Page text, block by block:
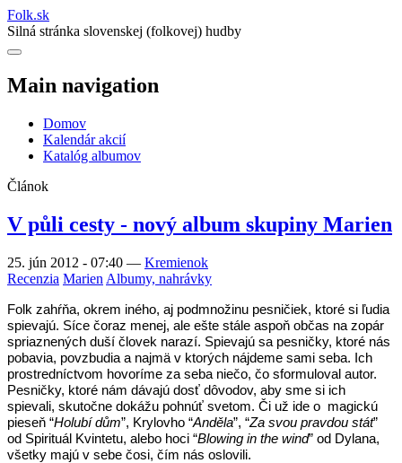
Folk.sk
Silná stránka slovenskej (folkovej) hudby
Main navigation
Domov
Kalendár akcií
Katalóg albumov
Článok
V půli cesty - nový album skupiny Marien
25. jún 2012 - 07:40 — Kremienok
Recenzia Marien Albumy, nahrávky
Folk zahŕňa, okrem iného, aj podmnožinu pesničiek, ktoré si ľudia
spievajú. Síce čoraz menej, ale ešte stále aspoň občas na zopár
spriaznených duší človek narazí. Spievajú sa pesničky, ktoré nás
pobavia, povzbudia a najmä v ktorých nájdeme sami seba. Ich
prostredníctvom hovoríme za seba niečo, čo sformuloval autor.
Pesničky, ktoré nám dávajú dosť dôvodov, aby sme si ich
spievali, skutočne dokážu pohnúť svetom. Či už ide o magickú
pieseň “Holubí dům”, Krylovho “Anděla”, “Za svou pravdou stát”
od Spirituál Kvintetu, alebo hoci “Blowing in the wind” od Dylana,
všetky majú v sebe čosi, čím nás oslovili.